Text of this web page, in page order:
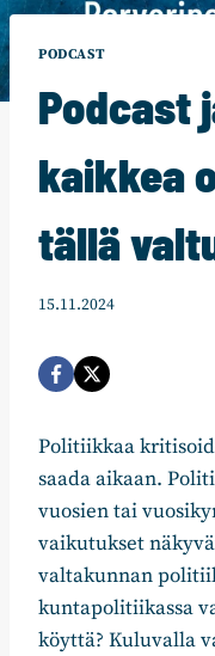
PODCAST
Podcast
kaikkea
tällä
15.11.2024
Politiikkaa
saada aikaan.
vuosien tai
vaikutukset
valtakunnan
kuntapolitiikassa
köyttä? Kuluvalla